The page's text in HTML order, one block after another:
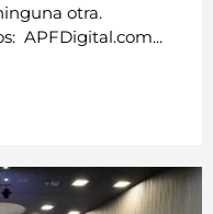
otra.
APFDigital.com...